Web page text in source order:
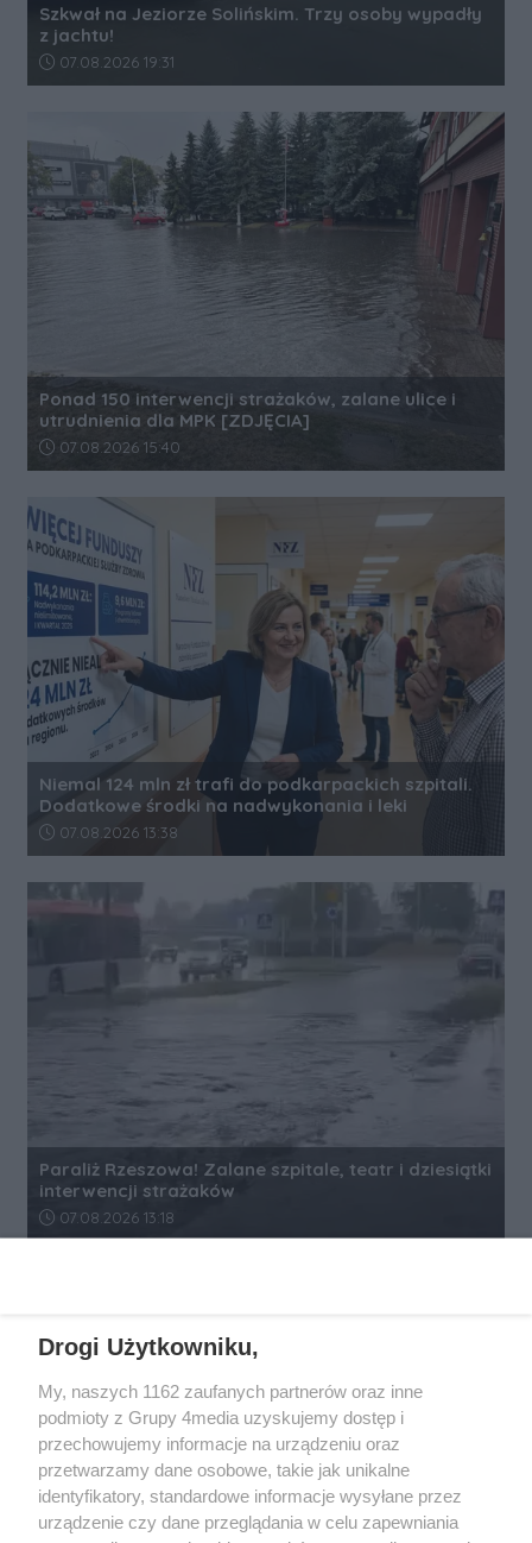
Szkwał na Jeziorze Solińskim. Trzy osoby wypadły
z jachtu!
Data dodania artykułu:
07.08.2026 19:31
Ponad 150 interwencji strażaków, zalane ulice i
utrudnienia dla MPK [ZDJĘCIA]
Data dodania artykułu:
07.08.2026 15:40
Niemal 124 mln zł trafi do podkarpackich szpitali.
Dodatkowe środki na nadwykonania i leki
Data dodania artykułu:
07.08.2026 13:38
Paraliż Rzeszowa! Zalane szpitale, teatr i dziesiątki
interwencji strażaków
Data dodania artykułu:
07.08.2026 13:18
Drogi Użytkowniku,
My, naszych 1162 zaufanych partnerów oraz inne
podmioty z Grupy 4media uzyskujemy dostęp i
przechowujemy informacje na urządzeniu oraz
przetwarzamy dane osobowe, takie jak unikalne
identyfikatory, standardowe informacje wysyłane przez
urządzenie czy dane przeglądania w celu zapewniania